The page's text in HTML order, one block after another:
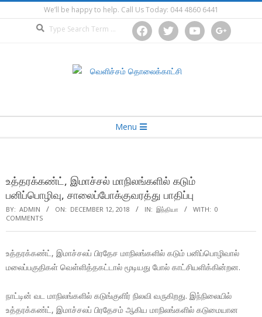
to
We’ll be happy to help. Call Us Today: 044 4860 6441
facebooktwitter youtube google
Menu
உத்தரக்கண்ட், இமாச்சல் மாநிலங்களில் கடும்
பனிப்பொழிவு, சாலைப்போக்குவரத்து பாதிப்பு
BY: ADMIN ON: DECEMBER 12, 2018 IN: இந்தியா WITH: 0
COMMENTS
உத்தரக்கண்ட், இமாச்சலப் பிரதேச மாநிலங்களில் கடும் பனிப்பொழிவால்
மலைப்பகுதிகள் வெள்ளித்தகட்டால் மூடியது போல் காட்சியளிக்கின்றன.
நாட்டின் வட மாநிலங்களில் கடுங்குளிர் நிலவி வருகிறது. இந்நிலையில்
உத்தரக்கண்ட், இமாச்சலப் பிரதேசம் ஆகிய மாநிலங்களில் கடுமையான